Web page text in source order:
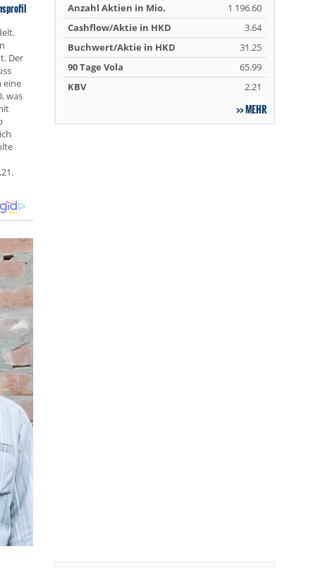
Der
eine
was
Anzahl Aktien in Mio.
1 196.60
Cashflow/Aktie in HKD
3.64
Buchwert/Aktie in HKD
31.25
90 Tage Vola
65.99
KBV
2.21
MEHR